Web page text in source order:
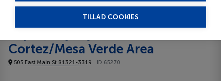
TILLAD COOKIES
Super 8 by Wyndham Cortez/Mesa Verde Area 3***
Cortez/Mesa Verde Area
505 East Main St 81321-3319 ID 65270